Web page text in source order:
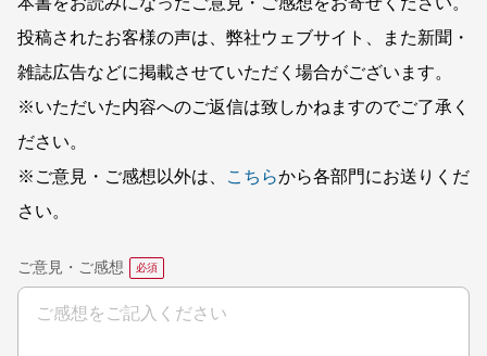
投稿されたお客様の声は、弊社ウェブサイト、また新聞・
雑誌広告などに掲載させていただく場合がございます。
※いただいた内容へのご返信は致しかねますのでご了承く
ださい。
※ご意見・ご感想以外は、
こちらから各部門にお送りくだ
さい。
ご意見・ご感想